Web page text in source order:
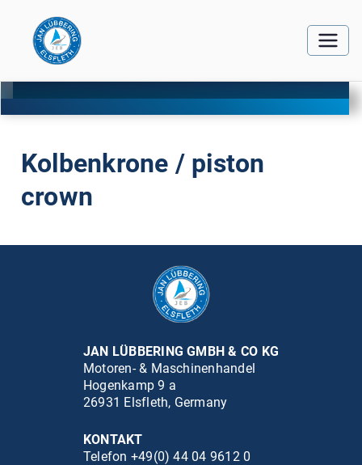
Kolbenkrone / piston
crown
JAN LÜBBERING GMBH & CO KG
Motoren- & Maschinenhandel
Hogenkamp 9 a
26931 Elsfleth, Germany
KONTAKT
Telefon +49(0) 44 04 9612 0